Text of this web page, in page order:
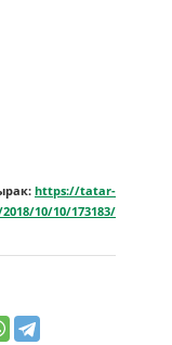
https://tatar-
10/10/173183/